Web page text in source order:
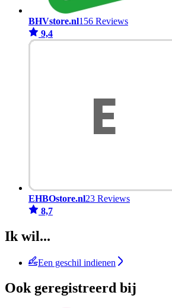
BHVstore.nl156 Reviews
9,4
EHBOstore.nl23 Reviews
8,7
Ik wil...
Een geschil indienen
Ook geregistreerd bij